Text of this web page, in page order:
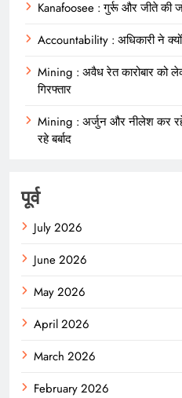
Kanafoosee : गुर्रू और जीते की
Accountability : अधिकारी ने
Mining : अवैध रेत कारोबार को
गिरफ्तार
Mining : अर्जुन और नीलेश कर
रहे बर्बाद
पूर्व
July 2026
June 2026
May 2026
April 2026
March 2026
February 2026